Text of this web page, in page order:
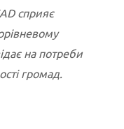
сприяє
на потреби
громад.